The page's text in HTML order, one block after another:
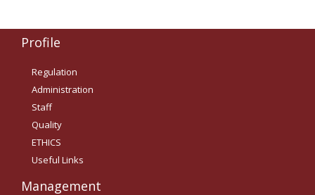
Δημοσιότητα Έργων
Ε.Σ.Π.Α. (2014-2020)
Δυναμικού, Εκπαίδευση και
Καινοτομία
ΕΡΓΑ ΕΣΠΑ 2014-2020
Profile
Regulation
Administration
Staff
Quality
ETHICS
Useful Links
Management